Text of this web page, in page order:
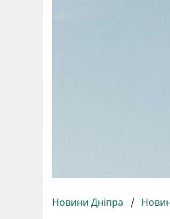
Новини Дніпра /